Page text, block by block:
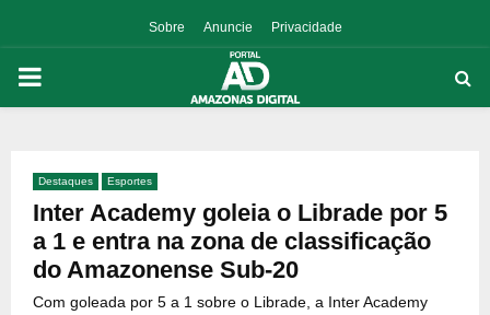
Sobre Anuncie Privacidade
PRIMARY
Destaques Esportes
Inter Academy goleia o Librade por 5
a 1 e entra na zona de classificação
do Amazonense Sub-20
Com goleada por 5 a 1 sobre o Librade, a Inter Academy